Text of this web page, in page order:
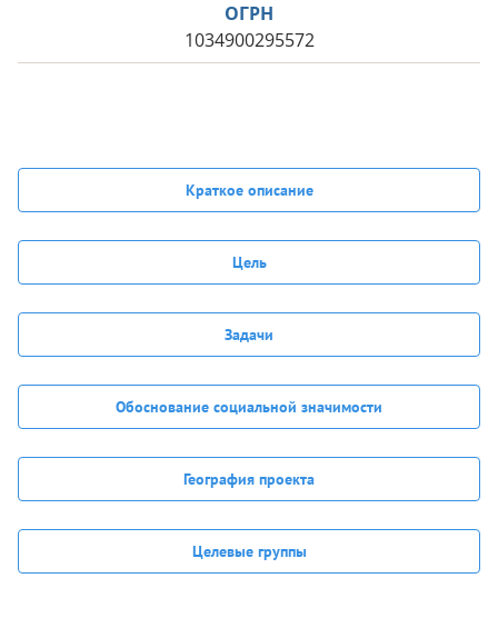
ОГРН
1034900295572
Краткое описание
Цель
Задачи
Обоснование социальной значимости
География проекта
Целевые группы